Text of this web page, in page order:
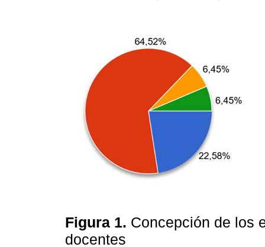
Figura 1. Concepción de los
docentes